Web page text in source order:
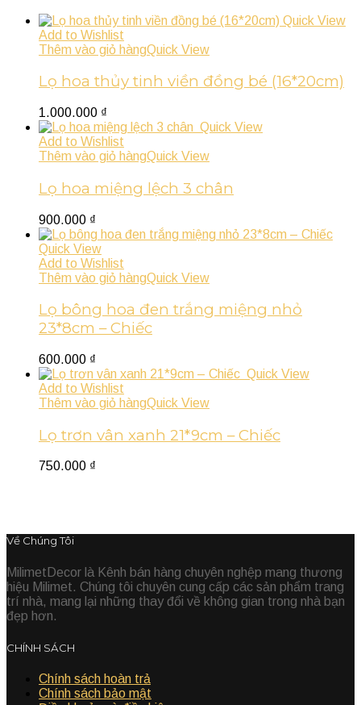
Quick View
Add to Wishlist
Thêm vào giỏ hàngQuick View
Lọ hoa thủy tinh viền đồng bé (16*20cm)
1.000.000 ₫
Quick View
Add to Wishlist
Thêm vào giỏ hàngQuick View
Lọ hoa miệng lệch 3 chân
900.000 ₫
Quick View
Add to Wishlist
Thêm vào giỏ hàngQuick View
Lọ bông hoa đen trắng miệng nhỏ
23*8cm – Chiếc
600.000 ₫
Quick View
Add to Wishlist
Thêm vào giỏ hàngQuick View
Lọ trơn vân xanh 21*9cm – Chiếc
750.000 ₫
Về Chúng Tôi
MilimetDecor là Kênh bán hàng chuyên nghệp mang thương
hiệu Milimet. Chúng tôi chuyên cung cấp các sản phẩm trang
trí nhà, mang lại những thay đổi về không gian trong nhà bạn
đẹp hơn.
CHÍNH SÁCH
Chính sách hoàn trả
Chính sách bảo mật